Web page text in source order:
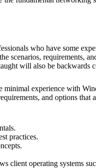
who have some
scenarios, requirements,
will also be backwards
experience with
and options
practices.
client operating systems